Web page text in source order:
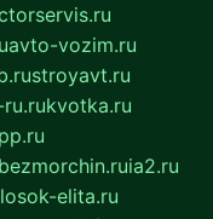
avto-vozim.ru
stroyavt.ru
kvotka.ru
bezmorchin.ruia2.ru
elita.ru